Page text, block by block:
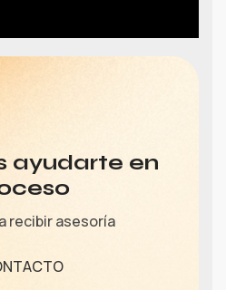
ayudarte en
recibir asesoría